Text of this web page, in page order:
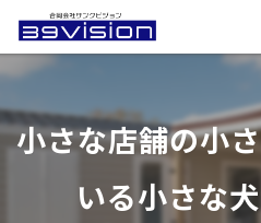
小さな店舗の小
いる小さな